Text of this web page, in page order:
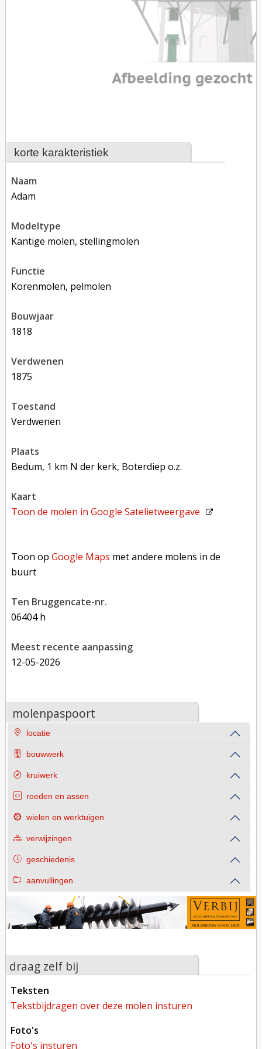
korte karakteristiek
naam
Adam
modeltype
Kantige molen, stellingmolen
functie
korenmolen, pelmolen
bouwjaar
1818
verdwenen
1875
toestand
verdwenen
plaats
Bedum, 1 km N der kerk, Boterdiep o.z.
kaart
Toon de molen inGoogle Satelietweergave
Toon opGoogle Maps met andere molens in de
buurt
Ten Bruggencate-nr.
06404 h
Meest recente aanpassing
12-05-2026
molenpaspoort
locatie
bouwwerk
kruiwerk
roeden en assen
wielen en werktuigen
verwijzingen
geschiedenis
aanvullingen
draag zelf bij
teksten
tekstbijdragen over deze molen insturen
foto's
foto's insturen